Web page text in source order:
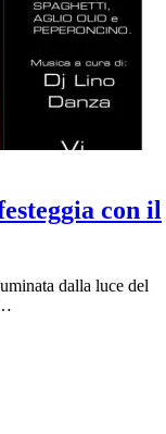
con il
dalla luce del